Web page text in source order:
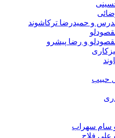
حمیدرضا ترکاشوند
و رضا پیشرو
سهراب